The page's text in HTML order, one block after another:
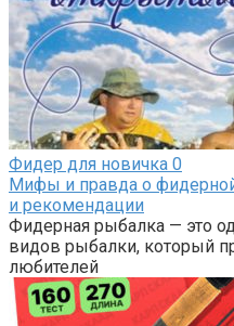
Фидер для новичка 0
Мифы и правда о
и рекомендации
Фидерная рыбалка — это
видов рыбалки, который
любителей